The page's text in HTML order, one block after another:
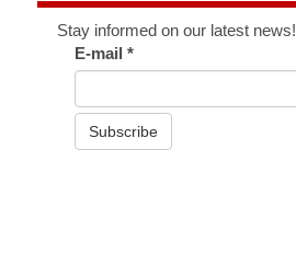
Stay informed on our latest news!
E-mail*
Subscribe